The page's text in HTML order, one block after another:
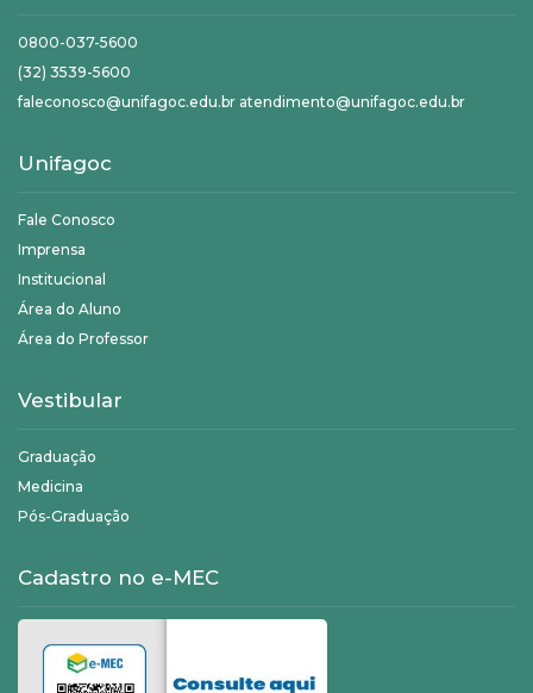
0800-037-5600
(32) 3539-5600
faleconosco@unifagoc.edu.br atendimento@unifagoc.edu.br
Unifagoc
Fale Conosco
Imprensa
Institucional
Área do Aluno
Área do Professor
Vestibular
Graduação
Medicina
Pós-Graduação
Cadastro no e-MEC